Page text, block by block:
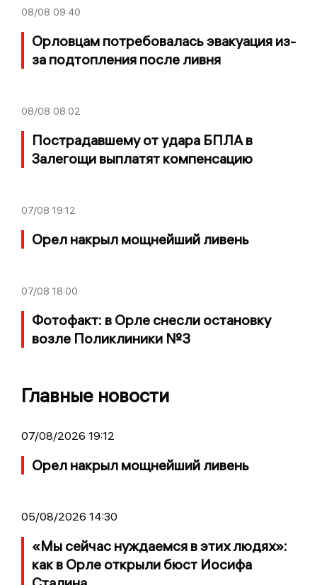
08/08 09:40
Орловцам потребовалась эвакуация из-
за подтопления после ливня
08/08 08:02
Пострадавшему от удара БПЛА в
Залегощи выплатят компенсацию
07/08 19:12
Орел накрыл мощнейший ливень
07/08 18:00
Фотофакт: в Орле снесли остановку
возле Поликлиники №3
Главные новости
07/08/2026 19:12
Орел накрыл мощнейший ливень
05/08/2026 14:30
«Мы сейчас нуждаемся в этих людях»:
как в Орле открыли бюст Иосифа